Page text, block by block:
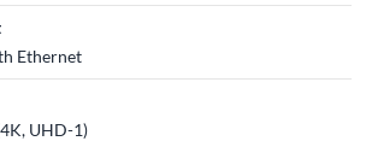
Ethernet
UHD-1)